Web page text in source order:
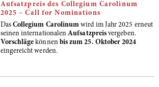
Aufsatzpreis des Collegium Carolinum
2025 – Call for Nominations
Das Collegium Carolinum wird im Jahr 2025 erneut
seinen internationalenAufsatzpreisvergeben.
Vorschlägekönnen bis zum 25. Oktober 2024
eingereicht werden.